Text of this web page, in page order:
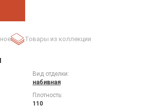
Товары из коллекции
Вид отделки:
набивная
Плотность:
110